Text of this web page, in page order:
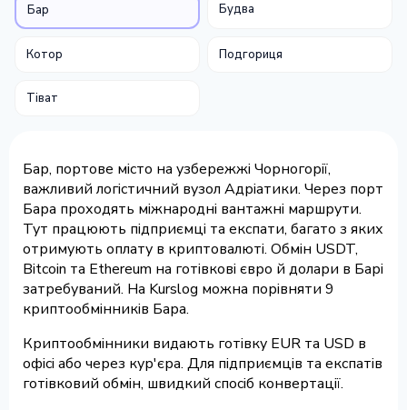
Бар Будва
Котор Подгориця
Тіват
Бар, портове місто на узбережжі Чорногорії,
важливий логістичний вузол Адріатики. Через порт
Бара проходять міжнародні вантажні маршрути.
Тут працюють підприємці та експати, багато з яких
отримують оплату в криптовалюті. Обмін USDT,
Bitcoin та Ethereum на готівкові євро й долари в Барі
затребуваний. На Kurslog можна порівняти 9
криптообмінників Бара.
Криптообмінники видають готівку EUR та USD в
офісі або через кур'єра. Для підприємців та експатів
готівковий обмін, швидкий спосіб конвертації.